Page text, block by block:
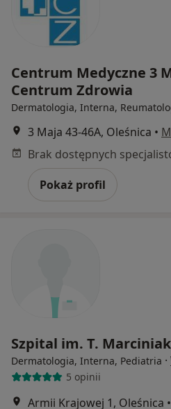
Centrum Medyczne 3
Centrum Zdrowia
Dermatologia, Interna,
3 Maja 43-46A, Oleśnica •
Pokaż profil
Szpital im. T.
Dermatologia, Interna, Pediatria ·
5 opinii
Armii Krajowej 1, Oleśnica •